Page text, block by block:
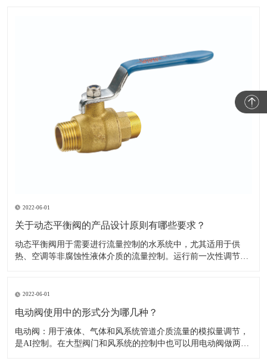
2022-06-01
关于动态平衡阀的产品设计原则有哪些要求？
​动态平衡阀用于需要进行流量控制的水系统中，尤其适用于供
热、空调等非腐蚀性液体介质的流量控制。运行前一次性调节，
系统调节性能。2、选用时可参考（主要外型尺寸及性能参数
2022-06-01
电动阀使用中的形式分为哪几种？
​电动阀：用于液体、气体和风系统管道介质流量的模拟量调节，
是AI控制。在大型阀门和风系统的控制中也可以用电动阀做两位